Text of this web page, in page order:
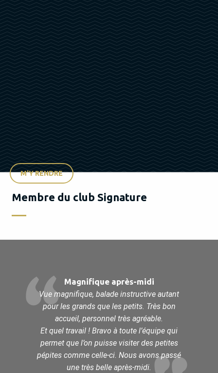
M'Y RENDRE
Membre du club Signature
Magnifique après-midi
Vue magnifique, balade instructive autant
pour les grands que les petits. Très bon
accueil, personnel très agréable.
Et quel travail ! Bravo à toute l’équipe qui
permet que l’on puisse visiter des petites
pépites comme celle-ci. Nous avons passé
une très belle après-midi.